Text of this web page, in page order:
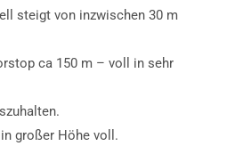
steigt von inzwischen 30 m
ca 150 m – voll in sehr
großer Höhe voll.